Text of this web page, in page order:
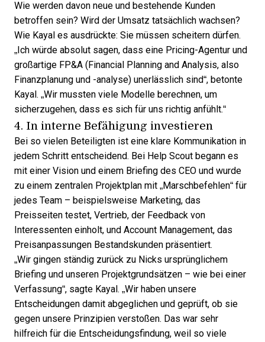
Wie werden davon neue und bestehende Kunden
betroffen sein? Wird der Umsatz tatsächlich wachsen?
Wie Kayal es ausdrückte: Sie müssen scheitern dürfen.
„Ich würde absolut sagen, dass eine Pricing-Agentur und
großartige FP&A (Financial Planning and Analysis, also
Finanzplanung und -analyse) unerlässlich sind“, betonte
Kayal. „Wir mussten viele Modelle berechnen, um
sicherzugehen, dass es sich für uns richtig anfühlt.“
4. In interne Befähigung investieren
Bei so vielen Beteiligten ist eine klare Kommunikation in
jedem Schritt entscheidend. Bei Help Scout begann es
mit einer Vision und einem Briefing des CEO und wurde
zu einem zentralen Projektplan mit „Marschbefehlen“ für
jedes Team – beispielsweise Marketing, das
Preisseiten testet, Vertrieb, der Feedback von
Interessenten einholt, und Account Management, das
Preisanpassungen Bestandskunden präsentiert.
„Wir gingen ständig zurück zu Nicks ursprünglichem
Briefing und unseren Projektgrundsätzen – wie bei einer
Verfassung“, sagte Kayal. „Wir haben unsere
Entscheidungen damit abgeglichen und geprüft, ob sie
gegen unsere Prinzipien verstoßen. Das war sehr
hilfreich für die Entscheidungsfindung, weil so viele